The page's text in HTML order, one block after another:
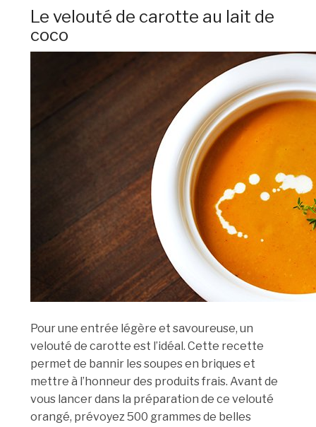
Le velouté de carotte au lait de
coco
Pour une entrée légère et savoureuse, un
velouté de carotte est l’idéal. Cette recette
permet de bannir les soupes en briques et
mettre à l’honneur des produits frais. Avant de
vous lancer dans la préparation de ce velouté
orangé, prévoyez 500 grammes de belles